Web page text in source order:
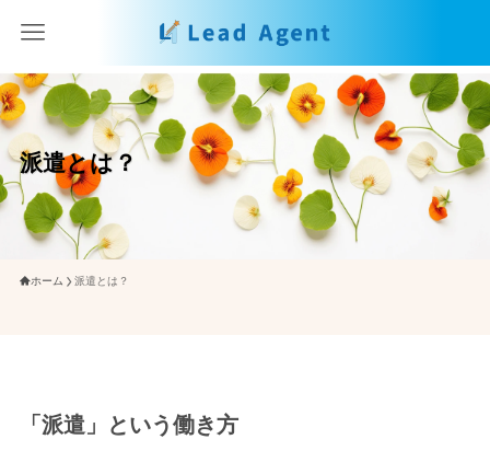
派遣とは？
ホーム 派遣とは？
「派遣」という働き方